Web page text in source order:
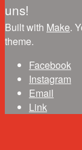
uns!
Built with Make.
theme.
Facebook
Instagram
Email
Link